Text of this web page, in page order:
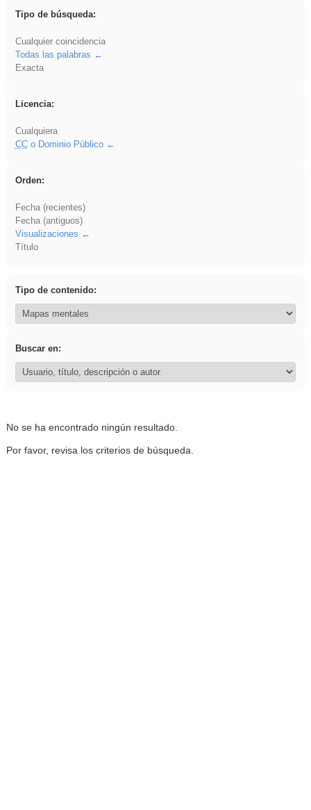
Tipo de búsqueda:
Cualquier coincidencia
Todas las palabras
Exacta
Licencia:
Cualquiera
CCo Dominio Público
Orden:
Fecha (recientes)
Fecha (antiguos)
Visualizaciones
Título
Tipo de contenido:
Buscar en:
No se ha encontrado ningún resultado.
Por favor, revisa los criterios de búsqueda.